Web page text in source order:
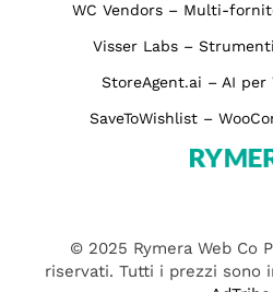
WC Vendors – Multi-
Visser Labs –
StoreAgent.ai – AI per
SaveToWishlist –
© 2025 Rymera Web Co
riservati. Tutti i prezzi sono